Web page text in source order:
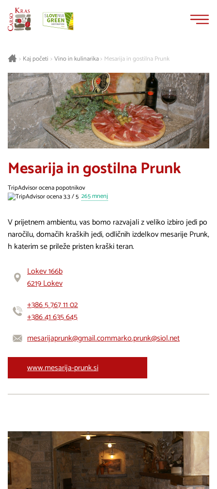
> Kaj početi > Vino in kulinarika> Mesarija in gostilna Prunk
Mesarija in gostilna Prunk
TripAdvisor ocena popotnikov
265 mnenj
V prijetnem ambientu, vas bomo razvajali z veliko izbiro jedi po
naročilu, domačih kraških jedi, odličnih izdelkov mesarije Prunk,
h katerim se prileže pristen kraški teran.
Lokev 166b
6219 Lokev
+386 5 767 11 02
+386 41 635 645
mesarijaprunk@gmail.commarko.prunk@siol.net
www.mesarija-prunk.si